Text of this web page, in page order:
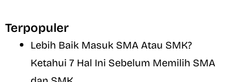
Terpopuler
Lebih Baik Masuk SMA Atau SMK?
Ketahui 7 Hal Ini Sebelum Memilih SMA